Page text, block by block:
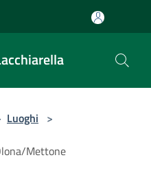
Luoghi >
Mettone